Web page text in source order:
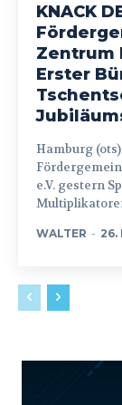
KNACK
Zentrum
Erster
Hamburg (ots) - Anlässlich ihres 50. Jubiläums
e.V. gestern
WALTER - 26.